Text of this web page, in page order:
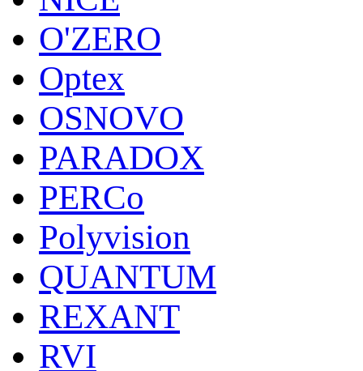
O'ZERO
Optex
OSNOVO
PARADOX
PERCo
Polyvision
QUANTUM
REXANT
RVI